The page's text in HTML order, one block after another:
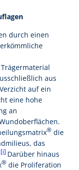
durch einen
aus
auf ein
eine hohe
an
® die
das
[i] Darüber hinaus
® die Proliferation